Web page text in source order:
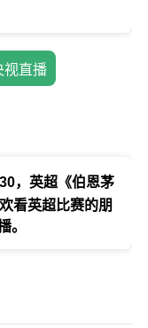
视直播
，英超《伯恩茅
看英超比赛的朋
。